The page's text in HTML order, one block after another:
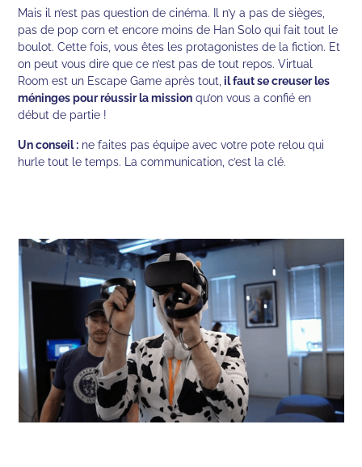
Mais il n’est pas question de cinéma. Il n’y a pas de sièges,
pas de pop corn et encore moins de Han Solo qui fait tout le
boulot. Cette fois, vous êtes les protagonistes de la fiction. Et
on peut vous dire que ce n’est pas de tout repos. Virtual
Room est un Escape Game après tout, il faut se creuser les
méninges pour réussir la mission qu’on vous a confié en
début de partie !
Un conseil : ne faites pas équipe avec votre pote relou qui
hurle tout le temps. La communication, c’est la clé.